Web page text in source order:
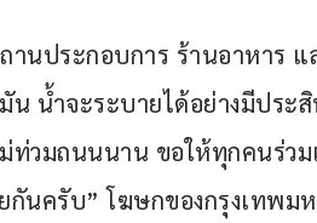
านประกอบการ ร้านอาหาร
น น้ำจะระบายได้อย่างมีประ
ท่วมถนนนาน ขอให้ทุกคนร่ว
กันครับ” โฆษกของกรุงเทพม